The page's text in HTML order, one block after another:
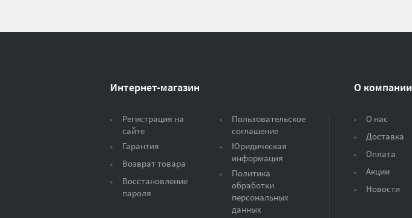
Интернет-магазин
Регистрация на
сайте
Гарантия
Возврат товара
Восстановление
пароля
Пользовательское
соглашение
Юридическая
информация
Политика
обработки
персональных
данных
О компании
О нас
Доставка
Оплата
Акции
Новости